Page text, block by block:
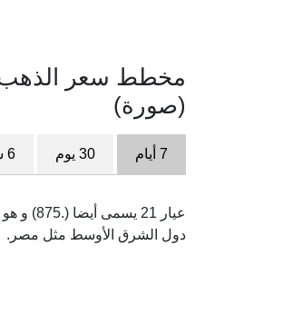
(صورة)
7 أيام 30 يوم 6 شهور
دول الشرق الأوسط مثل مصر.